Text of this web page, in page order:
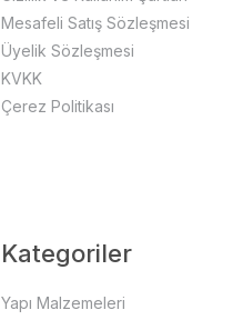
Mesafeli Satış Sözleşmesi
Üyelik Sözleşmesi
KVKK
Çerez Politikası
Kategoriler
Yapı Malzemeleri